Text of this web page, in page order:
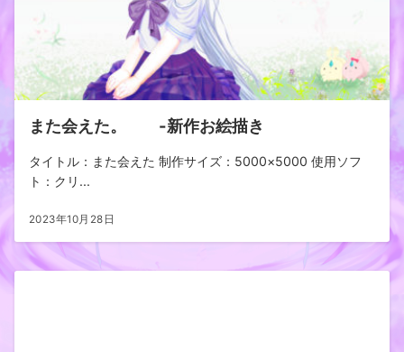
また会えた。 -新作お絵描き
タイトル：また会えた 制作サイズ：5000×5000 使用ソフ
ト：クリ...
2023年10月28日